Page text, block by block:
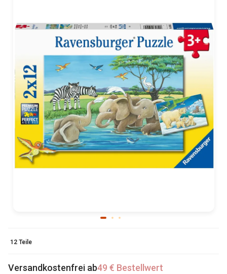
12 Teile
Versandkostenfrei ab49 € Bestellwert